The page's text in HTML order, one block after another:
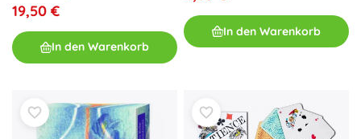
19,50 €
In den Warenkorb
In den Warenkorb